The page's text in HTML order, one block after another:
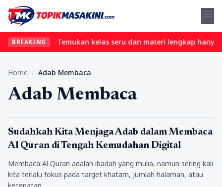
menu
BREAKING
ribet? Temukan kelas seru dan materi lengkap hanya
Home / Adab Membaca
Adab Membaca
Religi
Sudahkah Kita Menjaga Adab dalam Membaca
Al Quran di Tengah Kemudahan Digital
Membaca Al Quran adalah ibadah yang mulia, namun sering kali
kita terlalu fokus pada target khatam, jumlah halaman, atau